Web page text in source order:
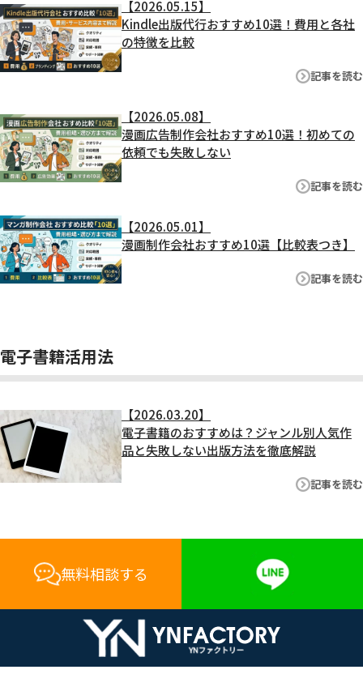
【2026.05.15】
Kindle出版代行おすすめ10選！費用と各社
の特徴を比較
記事を読む
【2026.05.08】
漫画広告制作会社おすすめ10選！初めての
依頼でも失敗しない
記事を読む
【2026.05.01】
漫画制作会社おすすめ10選【比較表つき】
記事を読む
電子書籍活用法
【2026.03.20】
電子書籍のおすすめは？ジャンル別人気作
品と失敗しない出版方法を徹底解説
記事を読む
無料相談する